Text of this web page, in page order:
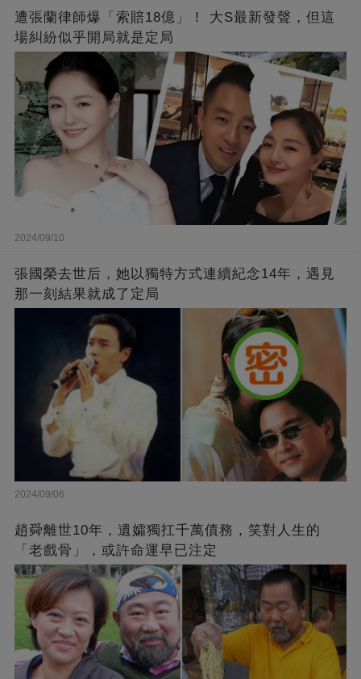
遭張蘭律師爆「索賠18億」！ 大S最新發聲，但這
場糾紛似乎開局就是定局
2024/09/10
張國榮去世后，她以獨特方式連續紀念14年，遇見
那一刻結果就成了定局
2024/09/06
趙舜離世10年，遺孀獨扛千萬債務，笑對人生的
「老戲骨」，或許命運早已注定